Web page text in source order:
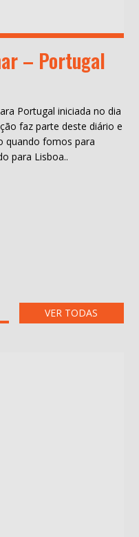
– Portugal
Portugal iniciada no dia
faz parte deste diário e
quando fomos para
para Lisboa..
VER TODAS